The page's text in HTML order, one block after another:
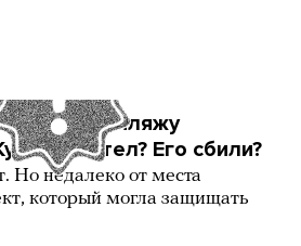
попал по пляжу
он летел? Его сбили?
Но недалеко от места
который могла защищать